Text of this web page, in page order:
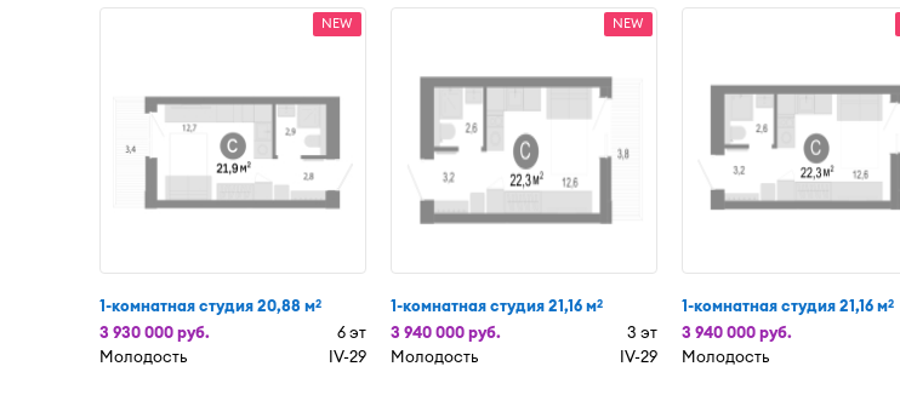
NEW
1-комнатная студия 20,88 м2
3 930 000 руб.
6 эт
Молодость
IV-29
NEW
1-комнатная студия 21,16 м2
3 940 000 руб.
3 эт
Молодость
IV-29
1-комнатная студия 21,16 м2
3 940 000 руб.
Молодость